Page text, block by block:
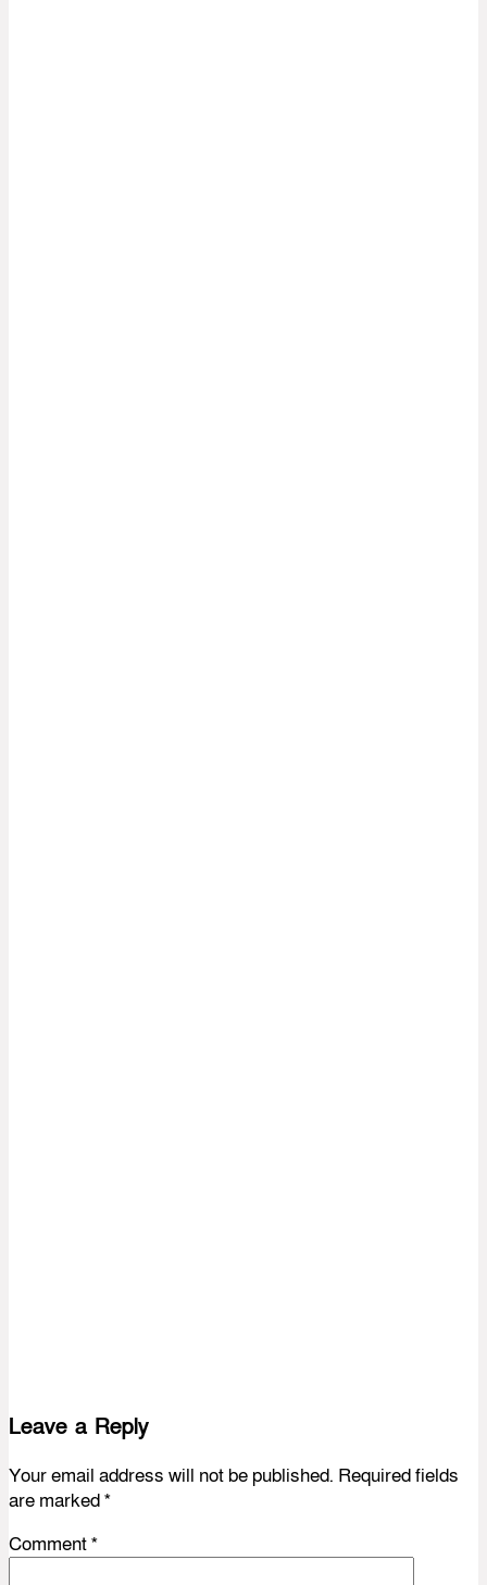
Leave a Reply
Your email address will not be published. Required fields
are marked*
Comment*